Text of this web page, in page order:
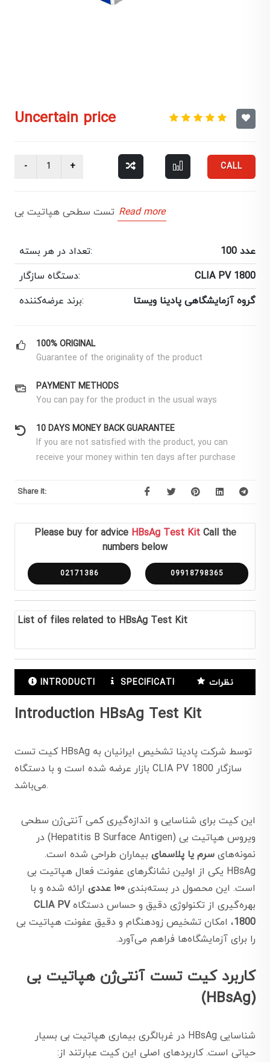
Uncertain price
CALL
Read more
تعداد در هر بسته:
100 عدد
دستگاه سازگار:
CLIA PV 1800
برند عرضه‌کننده:
گروه آزمایشگاهی پادینا ویستا
100% ORIGINAL
Guarantee of the originality of the product
PAYMENT METHODS
You can pay for the product in the usual ways
10 DAYS MONEY BACK GUARANTEE
If you are not satisfied with the product, you can
receive your money within ten days after purchase
Share it:
Please buy for advice HBsAg Test KitCall the
numbers below
02171386 09918798365
List of files related to HBsAg Test Kit
INTRODUCTION SPECIFICATIONS نظرات
Introduction HBsAg Test Kit
کیت تست HBsAg توسط شرکت پادینا تشخیص ایرانیان به
بازار عرضه شده است و با دستگاه CLIA PV 1800 سازگار
می‌باشد.
این کیت برای شناسایی و اندازه‌گیری کمی آنتی‌ژن سطحی
ویروس هپاتیت بی (Hepatitis B Surface Antigen) در
نمونه‌های سرم یا پلاسمای بیماران طراحی شده است.
HBsAg یکی از اولین نشانگرهای عفونت فعال هپاتیت بی
است. این محصول در بسته‌بندی ۱۰۰ عددی
ارائه شده و با
بهره‌گیری از تکنولوژی دقیق و حساس دستگاهCLIA PV
1800، امکان تشخیص زودهنگام و دقیق عفونت هپاتیت بی
را برای آزمایشگاه‌ها فراهم می‌آورد.
کاربرد کیت تست آنتی‌ژن هپاتیت بی
(HBsAg)
شناسایی HBsAg در غربالگری بیماری هپاتیت بی بسیار
حیاتی است. کاربردهای اصلی این کیت عبارتند از: